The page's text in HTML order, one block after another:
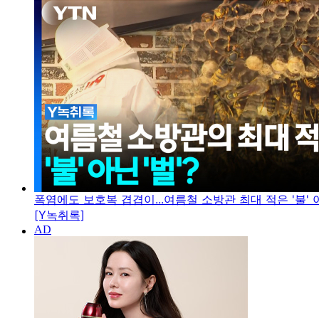
폭염에도 보호복 겹겹이...여름철 소방관 최대 적은 '불'
[Y녹취록]